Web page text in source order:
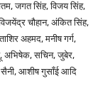
जगत सिंह, विजय सिंह,
चौहान, अंकित सिंह,
अहमद, मनीष गर्ग,
अभिषेक, सचिन, जुबेर,
सैनी, आशीष गुसाँई आदि